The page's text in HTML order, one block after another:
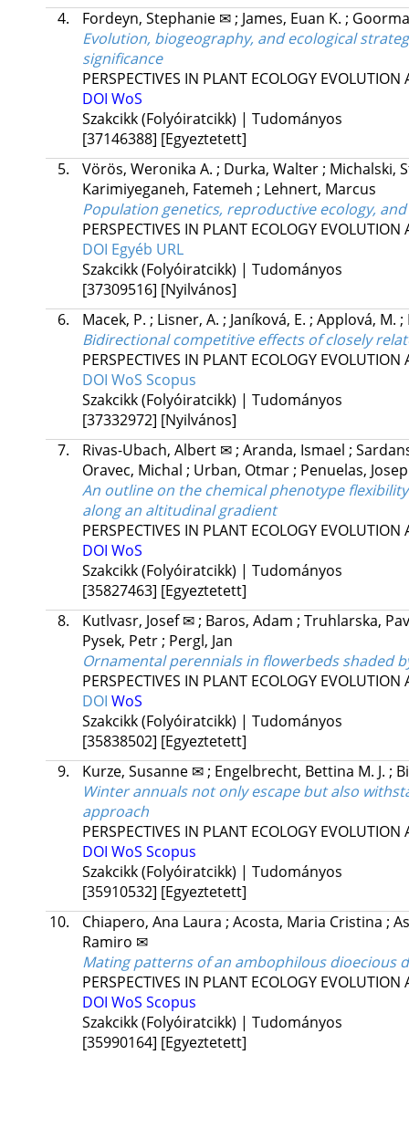
4.
Fordeyn, Stephanie ✉; James, Euan K. ;
Evolution, biogeography, and ecological
significance
PERSPECTIVES IN PLANT ECOLOGY EVOLUTION
DOI WoS
Szakcikk (Folyóiratcikk) | Tudományos
[37146388] [Egyeztetett]
5.
Vörös, Weronika A. ; Durka, Walter; Michalski,
Karimiyeganeh, Fatemeh ; Lehnert, Marcus
Population genetics, reproductive ecology,
PERSPECTIVES IN PLANT ECOLOGY EVOLUTION
DOI Egyéb URL
Szakcikk (Folyóiratcikk) | Tudományos
[37309516] [Nyilvános]
6.
Macek, P. ; Lisner, A. ; Janíková, E. ; Applová, M. ;
Bidirectional competitive effects of closely
PERSPECTIVES IN PLANT ECOLOGY EVOLUTION
DOI WoS Scopus
Szakcikk (Folyóiratcikk) | Tudományos
[37332972] [Nyilvános]
7.
Rivas-Ubach, Albert ✉; Aranda, Ismael ;
Oravec, Michal ; Urban, Otmar; Penuelas, Josep
An outline on the chemical phenotype
along an altitudinal gradient
PERSPECTIVES IN PLANT ECOLOGY EVOLUTION
DOI WoS
Szakcikk (Folyóiratcikk) | Tudományos
[35827463] [Egyeztetett]
8.
Kutlvasr, Josef ✉; Baros, Adam ; Truhlarska,
Pysek, Petr; Pergl, Jan
Ornamental perennials in flowerbeds shaded
PERSPECTIVES IN PLANT ECOLOGY EVOLUTION
DOI WoS
Szakcikk (Folyóiratcikk) | Tudományos
[35838502] [Egyeztetett]
9.
Kurze, Susanne ✉; Engelbrecht, Bettina M. J. ;
Winter annuals not only escape but also
approach
PERSPECTIVES IN PLANT ECOLOGY EVOLUTION
DOI WoS Scopus
Szakcikk (Folyóiratcikk) | Tudományos
[35910532] [Egyeztetett]
10.
Chiapero, Ana Laura ; Acosta, Maria Cristina ;
Ramiro ✉
Mating patterns of an ambophilous dioecious
PERSPECTIVES IN PLANT ECOLOGY EVOLUTION
DOI WoS Scopus
Szakcikk (Folyóiratcikk) | Tudományos
[35990164] [Egyeztetett]